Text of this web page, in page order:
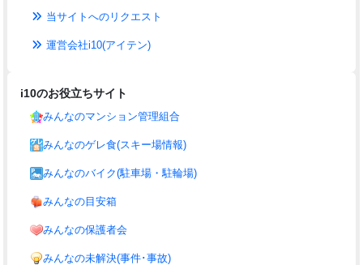
当サイトへのリクエスト
運営会社i10(アイテン)
i10のお役立ちサイト
みんなのマンション管理組合
みんなのゲレ食(スキー場情報)
みんなのバイク(駐車場・駐輪場)
みんなの目安箱
みんなの保護者会
みんなの未解決(事件･事故)